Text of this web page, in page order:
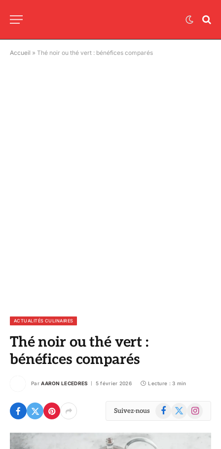
Accueil » Thé noir ou thé vert : bénéfices comparés
ACTUALITÉS CULINAIRES
Thé noir ou thé vert :
bénéfices comparés
Par AARON LECEDRES 5 février 2026 Lecture : 3 min
Suivez-nous Facebook
X
Instagram